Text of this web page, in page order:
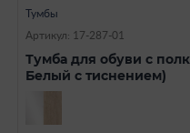
Тумбы
Артикул: 17-287-01
Тумба для обуви с
Белый с тиснением)